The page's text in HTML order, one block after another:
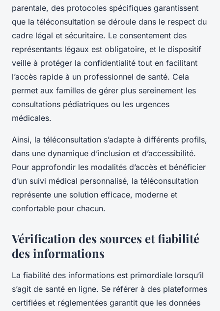
parentale, des protocoles spécifiques garantissent
que la téléconsultation se déroule dans le respect du
cadre légal et sécuritaire. Le consentement des
représentants légaux est obligatoire, et le dispositif
veille à protéger la confidentialité tout en facilitant
l’accès rapide à un professionnel de santé. Cela
permet aux familles de gérer plus sereinement les
consultations pédiatriques ou les urgences
médicales.
Ainsi, la téléconsultation s’adapte à différents profils,
dans une dynamique d’inclusion et d’accessibilité.
Pour approfondir les modalités d’accès et bénéficier
d’un suivi médical personnalisé, la téléconsultation
représente une solution efficace, moderne et
confortable pour chacun.
Vérification des sources et fiabilité
des informations
La fiabilité des informations est primordiale lorsqu’il
s’agit de santé en ligne. Se référer à des plateformes
certifiées et réglementées garantit que les données